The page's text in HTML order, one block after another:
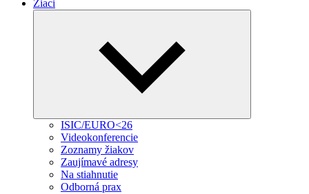
Žiaci
ISIC/EURO<26
Videokonferencie
Zoznamy žiakov
Zaujímavé adresy
Na stiahnutie
Odborná prax